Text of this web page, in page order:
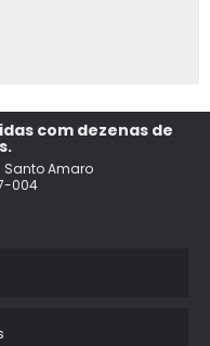
INAUGURACAO
com dezenas de
Santo Amaro
004